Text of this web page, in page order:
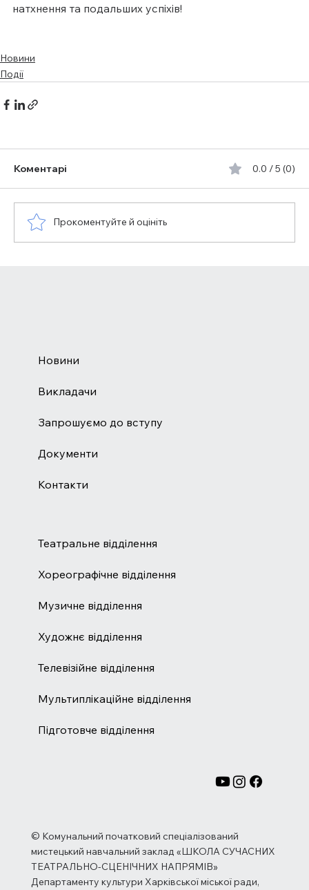
натхнення та подальших успіхів!
Новини
Події
Коментарі 0.0 / 5 (0)
Прокоментуйте й оцініть
Новини
Викладачи
Запрошуємо до вступу
Документи
Контакти
Театральне відділення
Хореографічне відділення
Музичне відділення
Художнє відділення
Телевізійне відділення
Мультиплікаційне відділення
Підготовче відділення
© Комунальний початковий спеціалізований
мистецький навчальний заклад «ШКОЛА СУЧАСНИХ
ТЕАТРАЛЬНО-СЦЕНІЧНИХ НАПРЯМІВ»
Департаменту культури Харківської міської ради,